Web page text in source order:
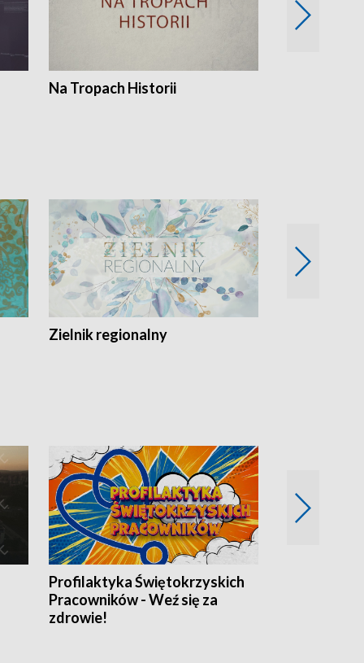
Na Tropach Historii
Zielnik regionalny
Profilaktyka Świętokrzyskich
Pracowników - Weź się za
zdrowie!